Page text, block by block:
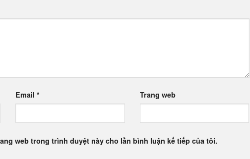
Email * Trang web
web trong trình duyệt này cho lần bình luận kế tiếp của tôi.